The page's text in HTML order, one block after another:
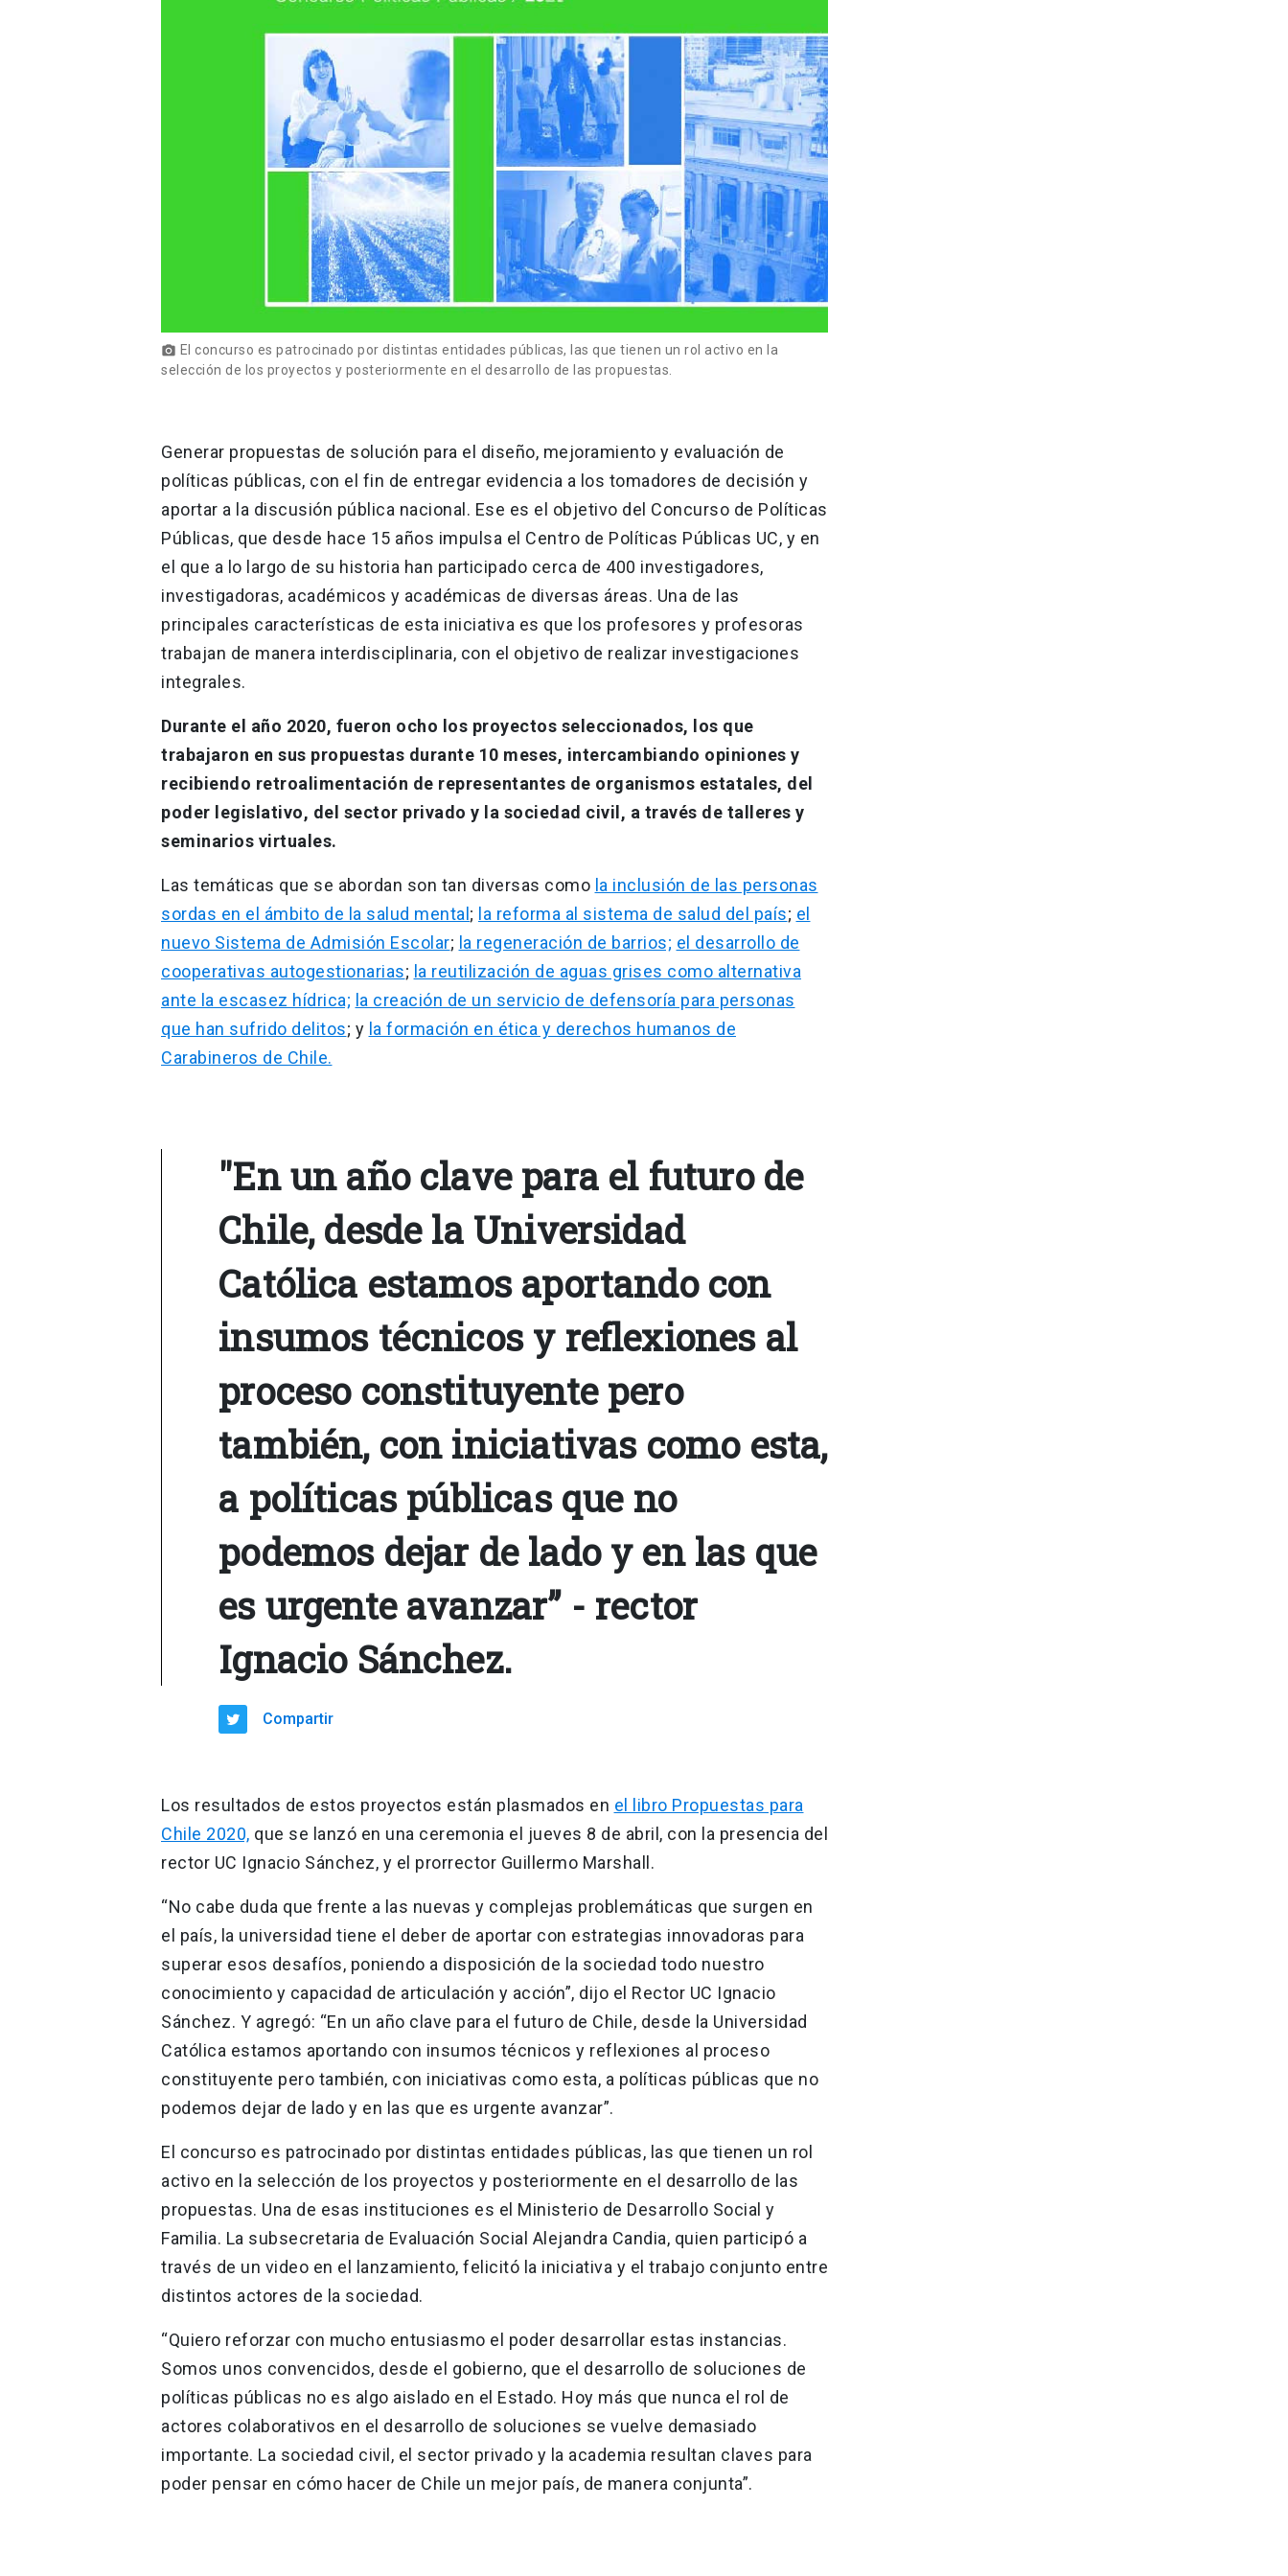
photo_camera El concurso es patrocinado por distintas entidades públicas, las que tienen un rol activo en la
selección de los proyectos y posteriormente en el desarrollo de las propuestas.
Generar propuestas de solución para el diseño, mejoramiento y evaluación de
políticas públicas, con el fin de entregar evidencia a los tomadores de decisión y
aportar a la discusión pública nacional. Ese es el objetivo del Concurso de Políticas
Públicas, que desde hace 15 años impulsa el Centro de Políticas Públicas UC, y en
el que a lo largo de su historia han participado cerca de 400 investigadores,
investigadoras, académicos y académicas de diversas áreas. Una de las
principales características de esta iniciativa es que los profesores y profesoras
trabajan de manera interdisciplinaria, con el objetivo de realizar investigaciones
integrales.
Durante el año 2020, fueron ocho los proyectos seleccionados, los que
trabajaron en sus propuestas durante 10 meses, intercambiando opiniones y
recibiendo retroalimentación de representantes de organismos estatales, del
poder legislativo, del sector privado y la sociedad civil, a través de talleres y
seminarios virtuales.
Las temáticas que se abordan son tan diversas como la inclusión de las personas
sordas en el ámbito de la salud mental ; la reforma al sistema de salud del país; el
nuevo Sistema de Admisión Escolar; la regeneración de barrios; el desarrollo de
cooperativas autogestionarias; la reutilización de aguas grises como alternativa
ante la escasez hídrica; la creación de un servicio de defensoría para personas
que han sufrido delitos; y la formación en ética y derechos humanos de
Carabineros de Chile.
"En un año clave para el futuro de
Chile, desde la Universidad
Católica estamos aportando con
insumos técnicos y reflexiones al
proceso constituyente pero
también, con iniciativas como esta,
a políticas públicas que no
podemos dejar de lado y en las que
es urgente avanzar” - rector
Ignacio Sánchez.
Compartir
Los resultados de estos proyectos están plasmados en el libro Propuestas para
Chile 2020, que se lanzó en una ceremonia el jueves 8 de abril, con la presencia del
rector UC Ignacio Sánchez, y el prorrector Guillermo Marshall.
“No cabe duda que frente a las nuevas y complejas problemáticas que surgen en
el país, la universidad tiene el deber de aportar con estrategias innovadoras para
superar esos desafíos, poniendo a disposición de la sociedad todo nuestro
conocimiento y capacidad de articulación y acción”, dijo el Rector UC Ignacio
Sánchez. Y agregó: “En un año clave para el futuro de Chile, desde la Universidad
Católica estamos aportando con insumos técnicos y reflexiones al proceso
constituyente pero también, con iniciativas como esta, a políticas públicas que no
podemos dejar de lado y en las que es urgente avanzar”.
El concurso es patrocinado por distintas entidades públicas, las que tienen un rol
activo en la selección de los proyectos y posteriormente en el desarrollo de las
propuestas. Una de esas instituciones es el Ministerio de Desarrollo Social y
Familia. La subsecretaria de Evaluación Social Alejandra Candia, quien participó a
través de un video en el lanzamiento, felicitó la iniciativa y el trabajo conjunto entre
distintos actores de la sociedad.
“Quiero reforzar con mucho entusiasmo el poder desarrollar estas instancias.
Somos unos convencidos, desde el gobierno, que el desarrollo de soluciones de
políticas públicas no es algo aislado en el Estado. Hoy más que nunca el rol de
actores colaborativos en el desarrollo de soluciones se vuelve demasiado
importante. La sociedad civil, el sector privado y la academia resultan claves para
poder pensar en cómo hacer de Chile un mejor país, de manera conjunta”.